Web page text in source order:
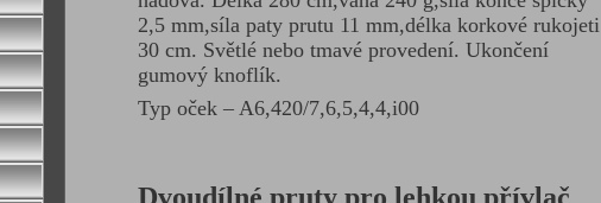
2,5 mm,síla paty prutu 11 mm,délka korkové rukojeti
30 cm. Světlé nebo tmavé provedení. Ukončení
gumový knoflík.
Typ oček – A6,420/7,6,5,4,4,i00